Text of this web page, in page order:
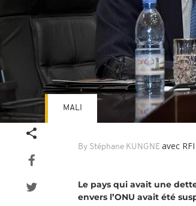
By Stéphane KUNGNE avec RFI
MALI
Le pays qui avait une
envers l’ONU avait été